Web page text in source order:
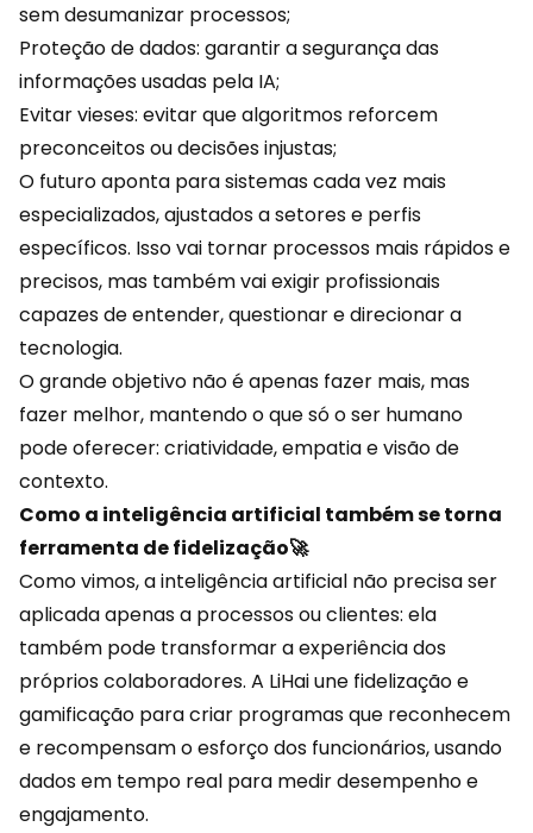
sem desumanizar processos;
Proteção de dados: garantir a segurança das
informações usadas pela IA;
Evitar vieses: evitar que algoritmos reforcem
preconceitos ou decisões injustas;
O futuro aponta para sistemas cada vez mais
especializados, ajustados a setores e perfis
específicos. Isso vai tornar processos mais rápidos e
precisos, mas também vai exigir profissionais
capazes de entender, questionar e direcionar a
tecnologia.
O grande objetivo não é apenas fazer mais, mas
fazer melhor, mantendo o que só o ser humano
pode oferecer: criatividade, empatia e visão de
contexto.
Como a inteligência artificial também se torna
ferramenta de fidelização🚀
Como vimos, ainteligência artificial não precisa ser
aplicada apenas a processos ou clientes: ela
também pode transformar a experiência dos
próprios colaboradores. A LiHaiune fidelização e
gamificação para criar programas que reconhecem
e recompensam o esforço dos funcionários, usando
dados em tempo real para medir desempenho e
engajamento.